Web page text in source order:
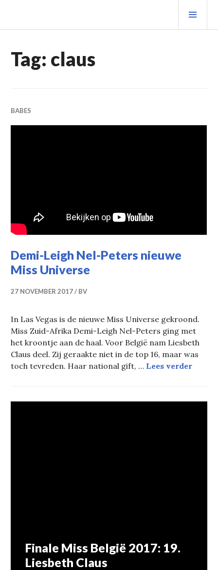
inhoud
Tag: claus
BABES
Demi-Leigh Nel-Peters nieuwe
Miss Universe
27 NOVEMBER 2017 BV
In Las Vegas is de nieuwe Miss Universe gekroond.
Miss Zuid-Afrika Demi-Leigh Nel-Peters ging met
het kroontje aan de haal. Voor België nam Liesbeth
Claus deel. Zij geraakte niet in de top 16, maar was
toch tevreden. Haar national gift, … Lees verder
Finale Miss België 2017: 19.
Liesbeth Claus